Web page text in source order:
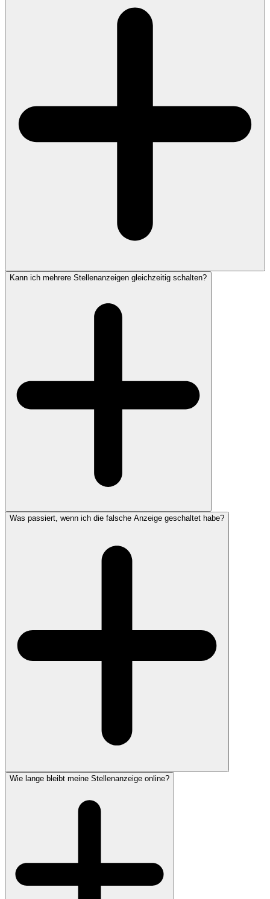
Kann ich mehrere Stellenanzeigen gleichzeitig schalten?
Was passiert, wenn ich die falsche Anzeige geschaltet habe?
Wie lange bleibt meine Stellenanzeige online?